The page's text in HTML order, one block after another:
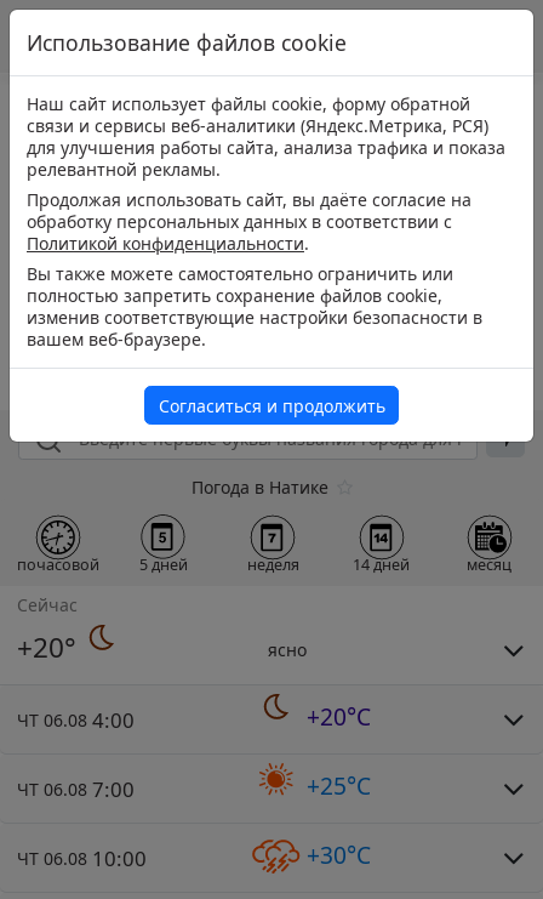
Погода в Натике
почасовой 5 дней неделя 14 дней месяц
Сейчас
+20° ясно
ЧТ 06.08 4:00 +20°C
ЧТ 06.08 7:00 +25°C
ЧТ 06.08 10:00 +30°C
Использование файлов cookie
Наш сайт использует файлы cookie, форму обратной
связи и сервисы веб-аналитики (Яндекс.Метрика, РСЯ)
для улучшения работы сайта, анализа трафика и показа
релевантной рекламы.
Продолжая использовать сайт, вы даёте согласие на
обработку персональных данных в соответствии с
Политикой конфиденциальности.
Вы также можете самостоятельно ограничить или
полностью запретить сохранение файлов cookie,
изменив соответствующие настройки безопасности в
вашем веб-браузере.
Согласиться и продолжить